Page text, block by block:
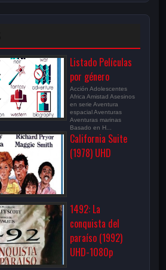
Listado Películas
por género
Acción Adolescentes
Africa Amistad Asesinos
en serie Aventura
espacial Aventuras
Aventuras marinas
Basado en H...
California Suite
(1978) UHD
1492: La
conquista del
paraíso (1992)
UHD-1080p